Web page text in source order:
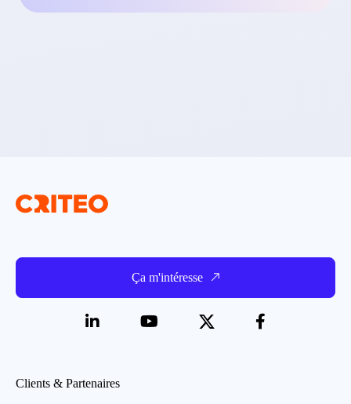
Ça m'intéresse
Clients & Partenaires